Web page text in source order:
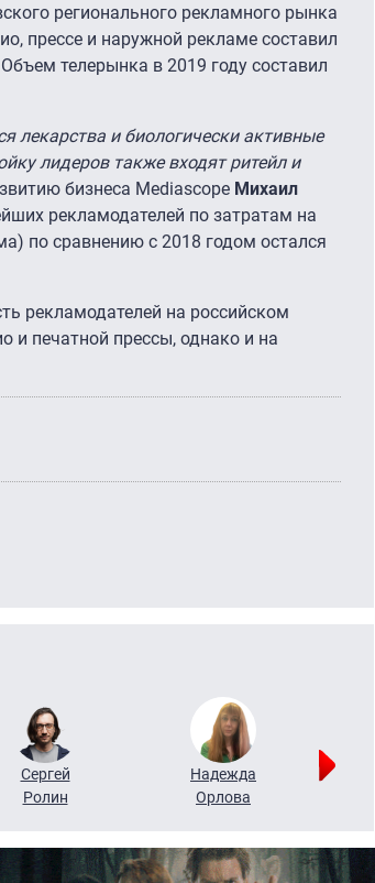
регионального рекламного рынка
прессе и наружной рекламе составил
телерынка в 2019 году составил
лекарства и биологически активные
лидеров также входят ритейл и
бизнеса Mediascope Михаил
рекламодателей по затратам на
по сравнению с 2018 годом остался
рекламодателей на российском
и печатной прессы, однако и на
Сергей
Ролин
Надежда
Орлова